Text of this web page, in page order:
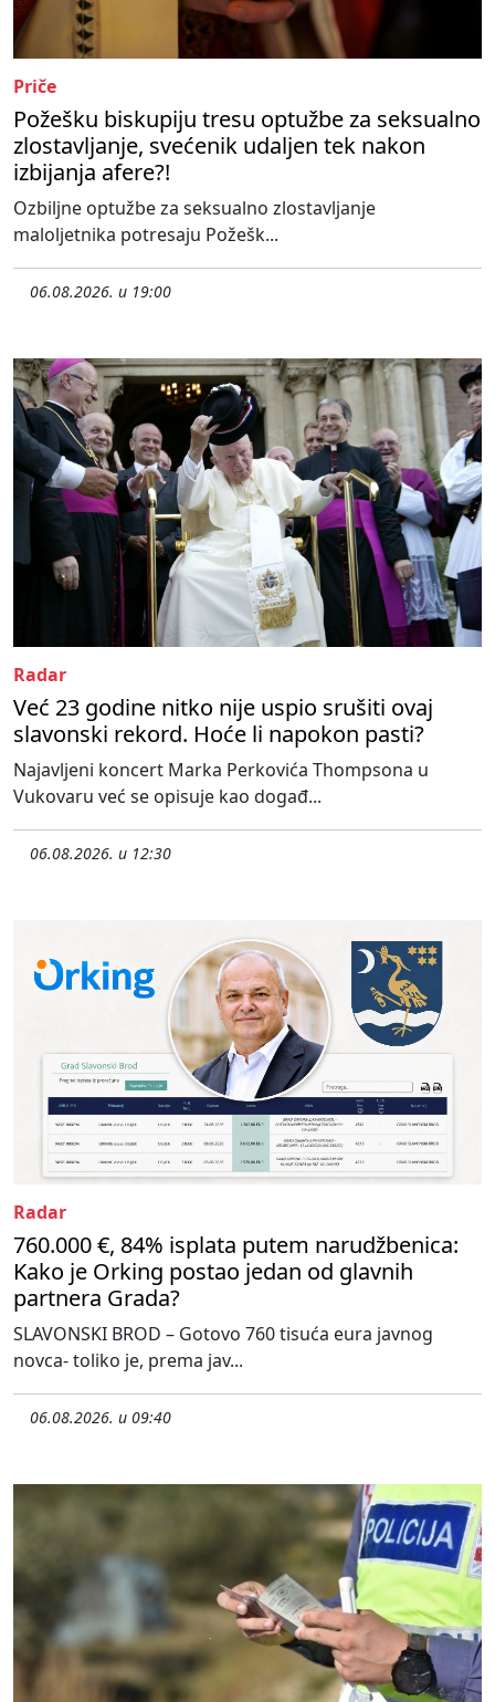
Priče
Požešku biskupiju tresu optužbe za seksualno
zlostavljanje, svećenik udaljen tek nakon
izbijanja afere?!
Ozbiljne optužbe za seksualno zlostavljanje
maloljetnika potresaju Požešk...
06.08.2026. u 19:00
Radar
Već 23 godine nitko nije uspio srušiti ovaj
slavonski rekord. Hoće li napokon pasti?
Najavljeni koncert Marka Perkovića Thompsona u
Vukovaru već se opisuje kao događ...
06.08.2026. u 12:30
Radar
760.000 €, 84% isplata putem narudžbenica:
Kako je Orking postao jedan od glavnih
partnera Grada?
SLAVONSKI BROD – Gotovo 760 tisuća eura javnog
novca- toliko je, prema jav...
06.08.2026. u 09:40